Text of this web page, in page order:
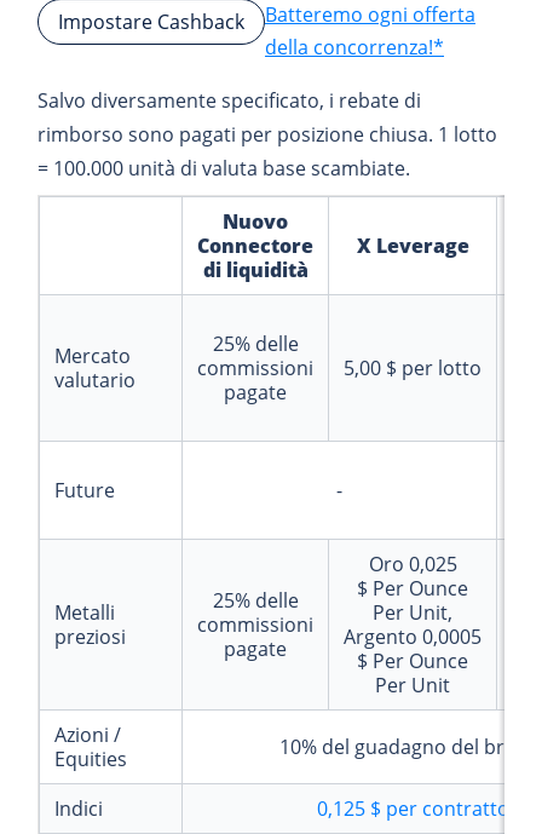
Impostare Cashback
Batteremo ogni offerta
della concorrenza!*
Salvo diversamente specificato, i rebate di
rimborso sono pagati per posizione chiusa. 1 lotto
= 100.000 unità di valuta base scambiate.
Nuovo
Connectore
di liquidità
X Leverage
Mercato
valutario
25% delle
commissioni
pagate
5,00 $ per lotto
Future -
Metalli
preziosi
25% delle
commissioni
pagate
Oro 0,025
$ Per Ounce
Per Unit,
Argento 0,0005
$ Per Ounce
Per Unit
Azioni /
Equities
10% del guadagno del
Indici 0,125 $ per contratto